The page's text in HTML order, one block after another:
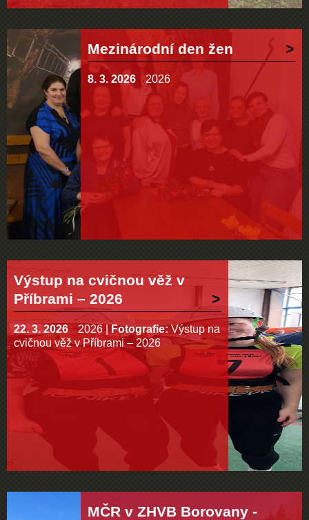
Mezinárodní den žen
8. 3. 2026 2026
Výstup na cvičnou věž v
Příbrami – 2026
22. 3. 2026 2026 |Fotografie: Výstup na
cvičnou věž v Příbrami – 2026
MČR v ZHVB Borovany -